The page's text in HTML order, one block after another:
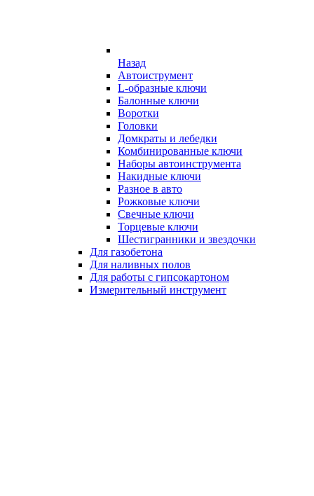
Назад
Автоиструмент
L-образные ключи
Балонные ключи
Воротки
Головки
Домкраты и лебедки
Комбинированные ключи
Наборы автоинструмента
Накидные ключи
Разное в авто
Рожковые ключи
Свечные ключи
Торцевые ключи
Шестигранники и звездочки
Для газобетона
Для наливных полов
Для работы с гипсокартоном
Измерительный инструмент